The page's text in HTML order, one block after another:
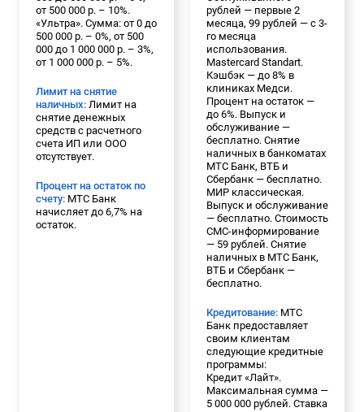
от 500 000 р. – 10%.
«Ультра». Сумма: от 0 до
500 000 р. – 0%, от 500
000 до 1 000 000 р. – 3%,
от 1 000 000 р. – 5%.
Лимит на снятие
наличных: Лимит на
снятие денежных
средств с расчетного
счета ИП или ООО
отсутствует.
Процент на остаток по
счету: МТС Банк
начисляет до 6,7% на
остаток.
рублей — первые 2
месяца, 99 рублей — с 3-
го месяца
использования.
Mastercard Standart.
Кэшбэк — до 8% в
клиниках Медси.
Процент на остаток —
до 6%. Выпуск и
обслуживание —
бесплатно. Снятие
наличных в банкоматах
МТС Банк, ВТБ и
Сбербанк — бесплатно.
МИР классическая.
Выпуск и обслуживание
— бесплатно. Стоимость
СМС-информирование
— 59 рублей. Снятие
наличных в МТС Банк,
ВТБ и Сбербанк —
бесплатно.
Кредитование: МТС
Банк предоставляет
своим клиентам
следующие кредитные
программы:
Кредит «Лайт».
Максимальная сумма —
5 000 000 рублей. Ставка